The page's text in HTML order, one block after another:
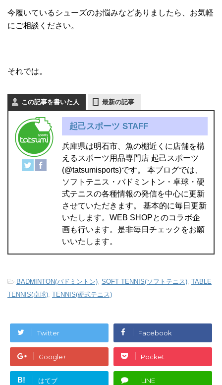
今履いているシューズのお悩みなどありましたら、お気軽
にご相談ください。
それでは。
この記事を書いた人 最新の記事
起己スポーツ STAFF
兵庫県は明石市、魚の棚近くに店舗を構
えるスポーツ用品専門店 起己スポーツ
(@tatsumisports)です。 本ブログでは、
ソフトテニス・バドミントン・卓球・硬
式テニスの各種情報の発信を中心に更新
させていただきます。 基本的に毎日更新
いたします。WEB SHOPとのコラボ企
画も行います。是非毎日チェックをお願
いいたします。
-BADMINTON(バドミントン), SOFT TENNIS(ソフトテニス), TABLE
TENNIS(卓球), TENNIS(硬式テニス)
Twitter Facebook
Google+ Pocket
B! はてブ LINE